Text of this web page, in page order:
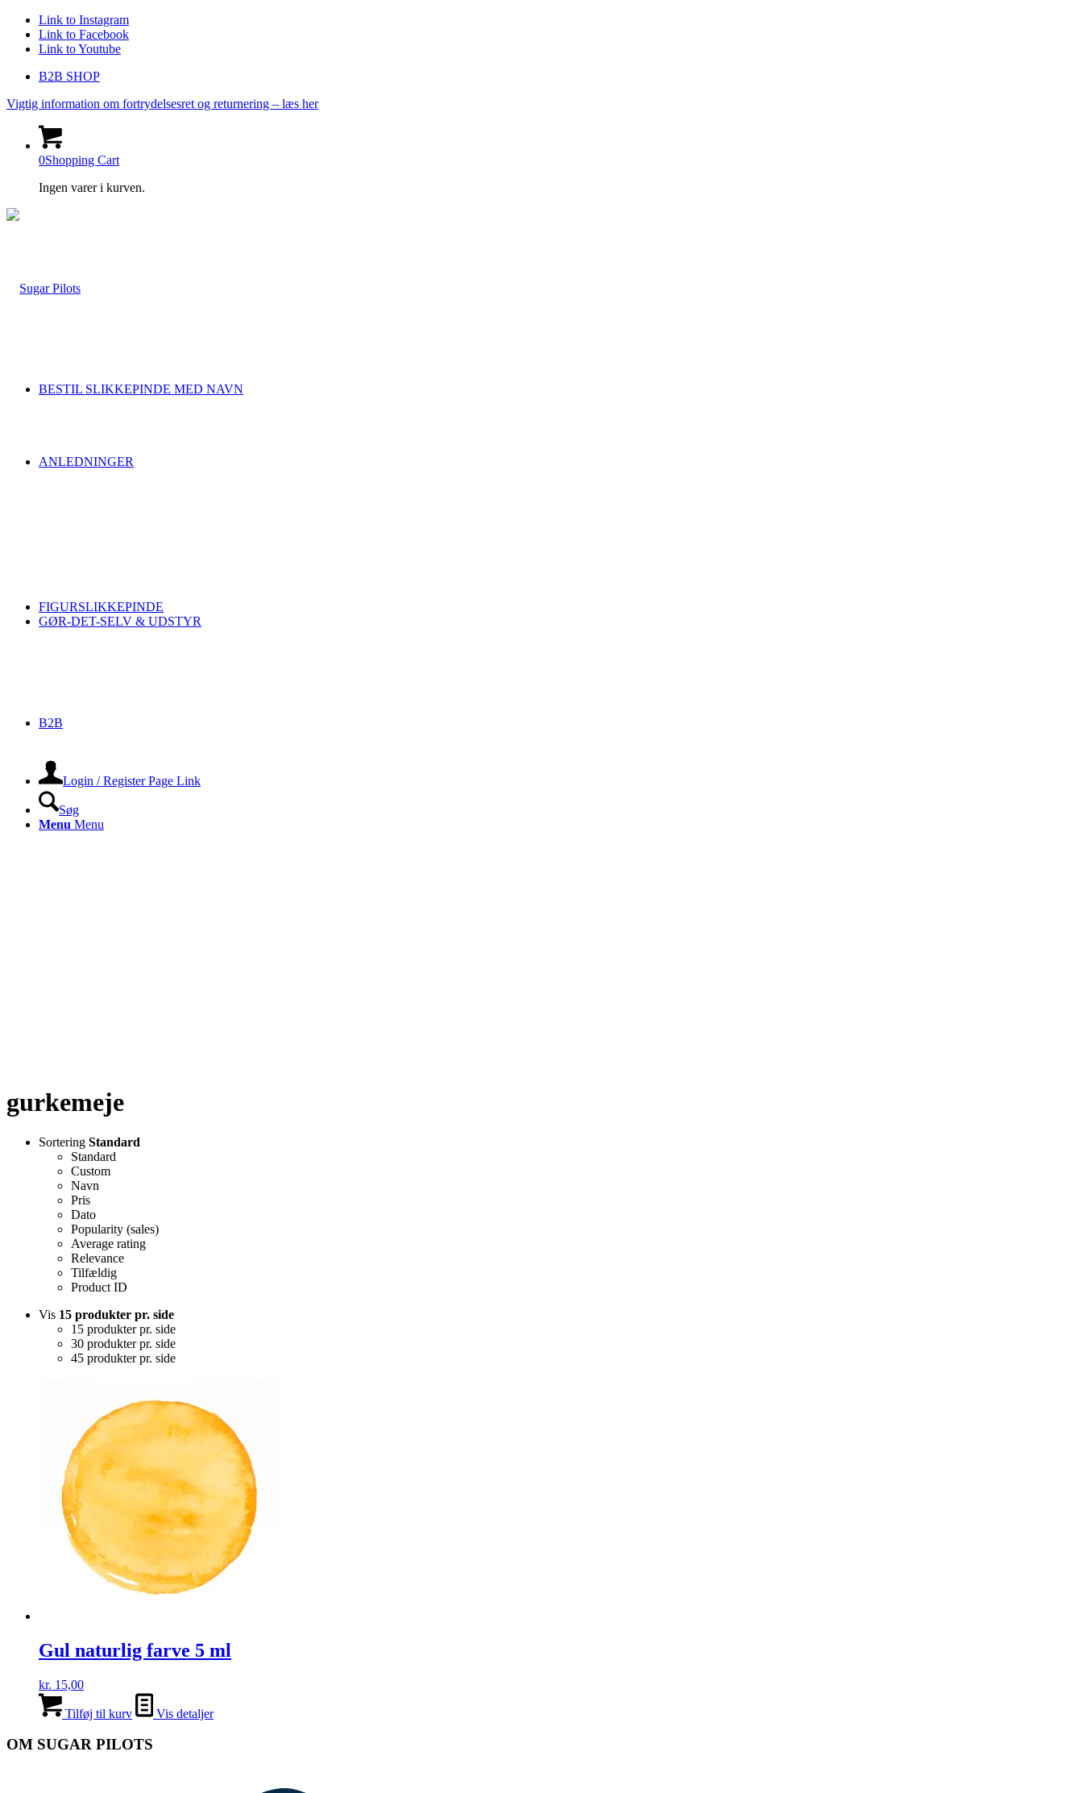
Link to Instagram
Link to Facebook
Link to Youtube
B2B SHOP
Vigtig information om fortrydelsesret og returnering – læs her
0Shopping Cart
Ingen varer i kurven.
BESTIL SLIKKEPINDE MED NAVN
ANLEDNINGER
FIGURSLIKKEPINDE
GØR-DET-SELV & UDSTYR
B2B
Login / Register Page Link
Søg
Menu Menu
gurkemeje
Sortering Standard
Standard
Custom
Navn
Pris
Dato
Popularity (sales)
Average rating
Relevance
Tilfældig
Product ID
Vis 15 produkter pr. side
15 produkter pr. side
30 produkter pr. side
45 produkter pr. side
Gul naturlig farve 5 ml
kr. 15,00
Tilføj til kurv Vis detaljer
OM SUGAR PILOTS